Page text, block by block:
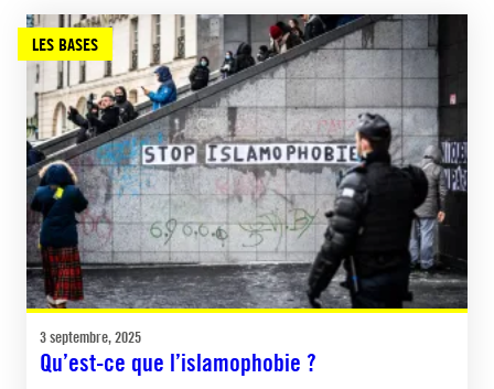
LES BASES
3 septembre, 2025
Qu’est-ce que l’islamophobie ?